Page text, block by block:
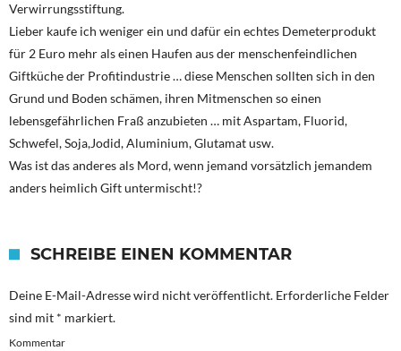
Verwirrungsstiftung.
Lieber kaufe ich weniger ein und dafür ein echtes Demeterprodukt
für 2 Euro mehr als einen Haufen aus der menschenfeindlichen
Giftküche der Profitindustrie … diese Menschen sollten sich in den
Grund und Boden schämen, ihren Mitmenschen so einen
lebensgefährlichen Fraß anzubieten … mit Aspartam, Fluorid,
Schwefel, Soja,Jodid, Aluminium, Glutamat usw.
Was ist das anderes als Mord, wenn jemand vorsätzlich jemandem
anders heimlich Gift untermischt!?
SCHREIBE EINEN KOMMENTAR
Deine E-Mail-Adresse wird nicht veröffentlicht. Erforderliche Felder
sind mit * markiert.
Kommentar